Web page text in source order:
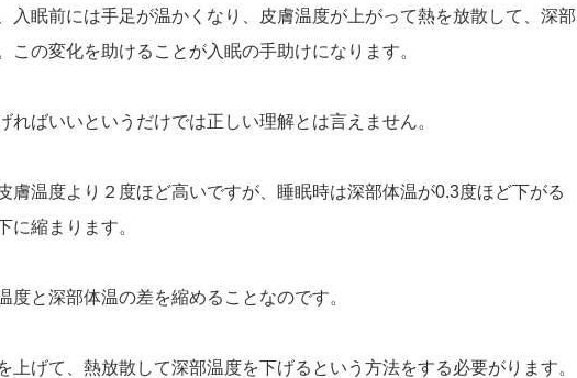
入眠前には手足が温かくなり、皮膚温度が上がって熱を放散して、深部
この変化を助けることが入眠の手助けになります。
ればいいというだけでは正しい理解とは言えません。
膚温度より２度ほど高いですが、睡眠時は深部体温が0.3度ほど下がる
に縮まります。
度と深部体温の差を縮めることなのです。
上げて、熱放散して深部温度を下げるという方法をする必要がります。